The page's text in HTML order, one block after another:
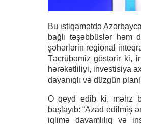
Bu istiqamətdə
bağlı təşəbbüslər həm
şəhərlərin regional
Təcrübəmiz göstərir ki,
hərəkətliliyi, investisiya
dayanıqlı və düzgün
O qeyd edib ki, məhz
başlayıb: “Azad edilmiş
iqlimə davamlılıq və